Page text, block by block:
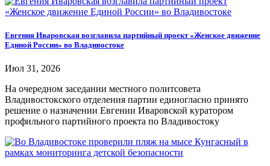
Евгения Иваровская возглавила партийный проект «Женское движение
Единой России» во Владивостоке
Июл 31, 2026
На очередном заседании местного политсовета
Владивостокского отделения партии единогласно принято
решение о назначении Евгении Иваровской куратором
профильного партийного проекта по Владивостоку